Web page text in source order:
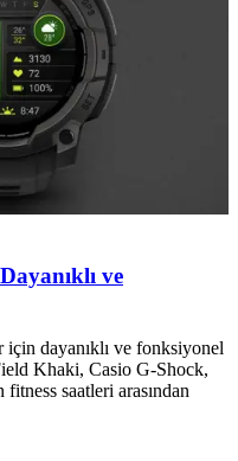
ve
dayanıklı ve fonksiyonel
Khaki, Casio G-Shock,
saatleri arasından